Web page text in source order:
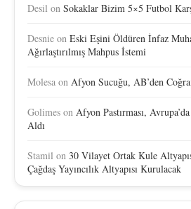
Desil on Sokaklar Bizim 5×5 Futbol
Desnie on Eski Eşini Öldüren İnfaz
Ağırlaştırılmış Mahpus İstemi
Molesa on Afyon Sucuğu, AB’den
Golimes on Afyon Pastırması,
Aldı
Stamil on 30 Vilayet Ortak Kule
Çağdaş Yayıncılık Altyapısı Kurulacak